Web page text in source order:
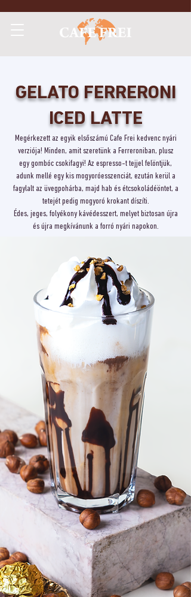
GELATO FERRERONI
ICED LATTE
Megérkezett az egyik elsőszámú Cafe Frei kedvenc nyári
verziója! Minden, amit szeretünk a Ferreroniban, plusz
egy gombóc csokifagyi! Az espresso-t tejjel felöntjük,
adunk mellé egy kis mogyoróesszenciát, ezután kerül a
fagylalt az üvegpohárba, majd hab és étcsokoládéöntet, a
tetejét pedig mogyoró krokant díszíti.
Édes, jeges, folyékony kávédesszert, melyet biztosan újra
és újra megkívánunk a forró nyári napokon.